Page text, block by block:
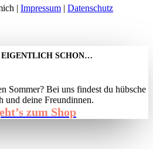
| Impressum | Datenschutz
EIGENTLICH SCHON…
Sommer? Bei uns findest du hübsche
und deine Freundinnen.
zum Shop